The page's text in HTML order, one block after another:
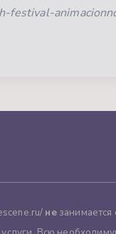
festival-
незанимается